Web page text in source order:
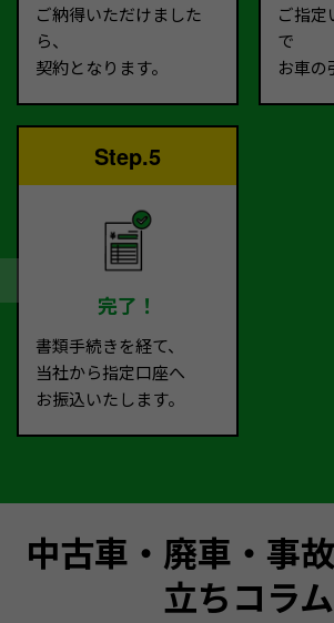
ご納得いただけました
ら、
契約となります。
ご指定
で
お車の
Step.5
完了！
書類手続きを経て、
当社から指定口座へ
お振込いたします。
中古車・廃車・事
立ちコラム